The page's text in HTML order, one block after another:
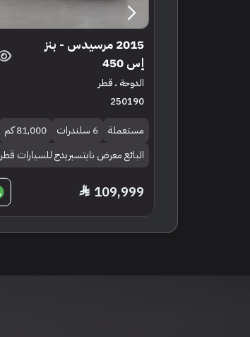
2015 مرسيدس - بنز
إس 450
الدوحة ، قطر
250190
مستعملة 6 سلندرات
81,000 كم
البائع معرض نايتسبريدج للسيارات قطر
109,999